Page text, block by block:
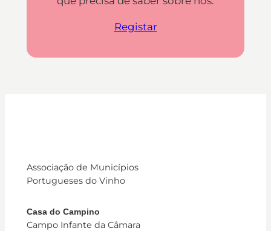
Registar
Associação de Municípios
Portugueses do Vinho
Casa do Campino
Campo Infante da Câmara